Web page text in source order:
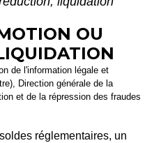
OU
de l'information légale et
Direction générale de la
et de la répression des fraudes
réglementaires, un